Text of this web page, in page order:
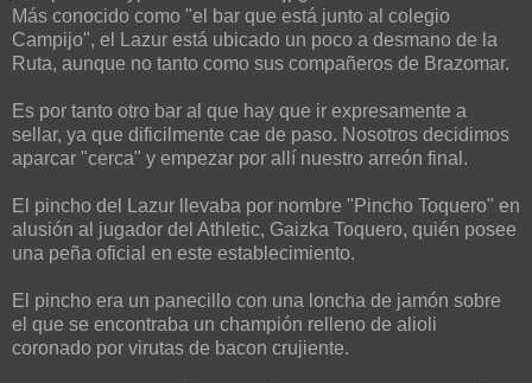
Más conocido como "el bar que está junto al colegio
Campijo", el Lazur está ubicado un poco a desmano de la
Ruta, aunque no tanto como sus compañeros de Brazomar.
Es por tanto otro bar al que hay que ir expresamente a
sellar, ya que dificilmente cae de paso. Nosotros decidimos
aparcar "cerca" y empezar por allí nuestro arreón final.
El pincho del Lazur llevaba por nombre "Pincho Toquero" en
alusión al jugador del Athletic, Gaizka Toquero, quién posee
una peña oficial en este establecimiento.
El pincho era un panecillo con una loncha de jamón sobre
el que se encontraba un champión relleno de alioli
coronado por virutas de bacon crujiente.